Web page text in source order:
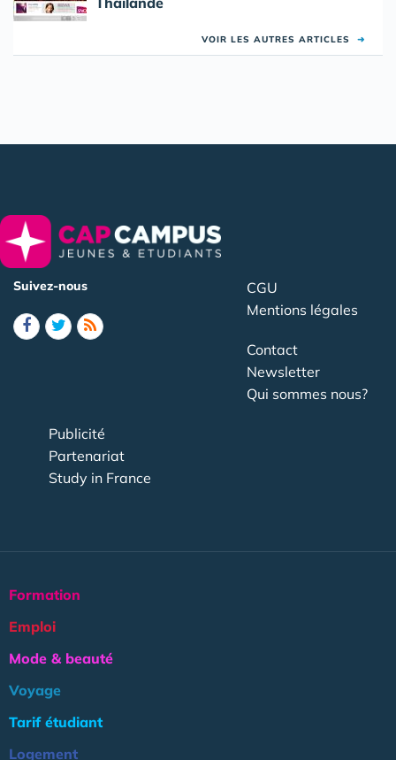
VOIR LES AUTRES ARTICLES ➜
Suivez-nous
CGU
Mentions légales
Contact
Newsletter
Qui sommes nous?
Publicité
Partenariat
Study in France
Formation
Emploi
Mode & beauté
Voyage
Tarif étudiant
Logement